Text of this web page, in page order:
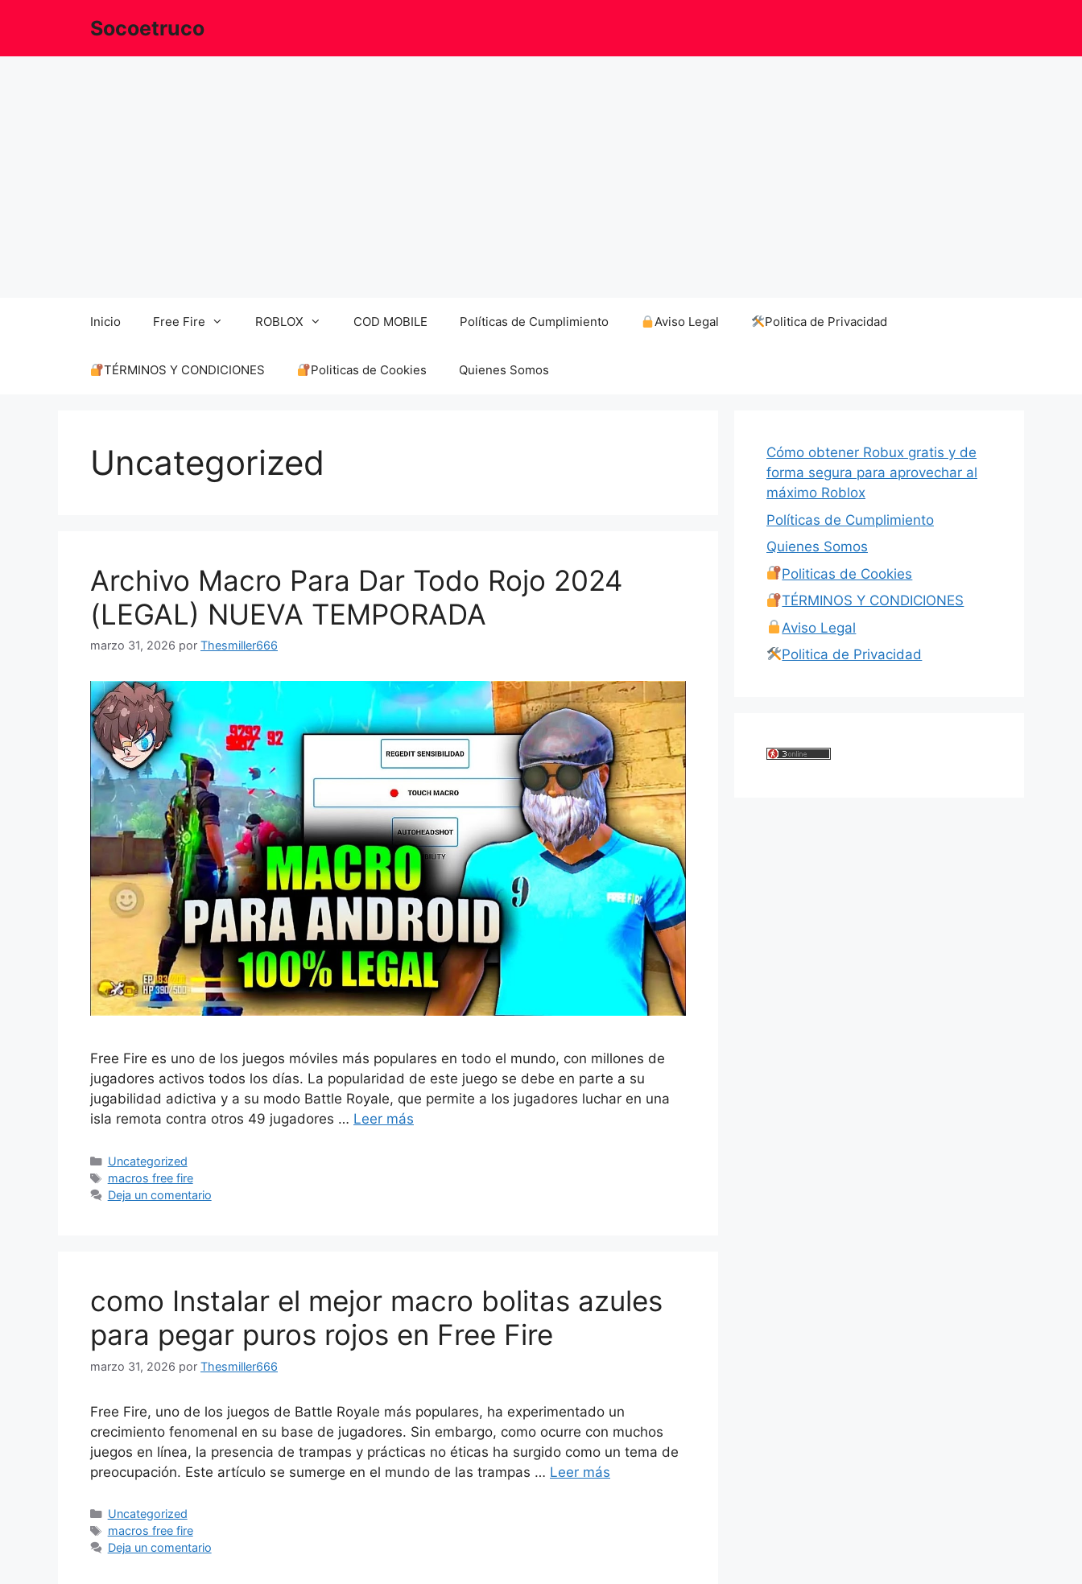
Socoetruco
Inicio Free Fire ROBLOX COD MOBILE Políticas de Cumplimiento Aviso Legal Politica de Privacidad
TÉRMINOS Y CONDICIONES Politicas de Cookies Quienes Somos
Uncategorized
Archivo Macro Para Dar Todo Rojo 2024
(LEGAL) NUEVA TEMPORADA
marzo 31, 2026 por Thesmiller666
Free Fire es uno de los juegos móviles más populares en todo el mundo, con millones de
jugadores activos todos los días. La popularidad de este juego se debe en parte a su
jugabilidad adictiva y a su modo Battle Royale, que permite a los jugadores luchar en una
isla remota contra otros 49 jugadores … Leer más
Categorías
Uncategorized
Etiquetas
macros free fire
Deja un comentario
como Instalar el mejor macro bolitas azules
para pegar puros rojos en Free Fire
marzo 31, 2026 por Thesmiller666
Free Fire, uno de los juegos de Battle Royale más populares, ha experimentado un
crecimiento fenomenal en su base de jugadores. Sin embargo, como ocurre con muchos
juegos en línea, la presencia de trampas y prácticas no éticas ha surgido como un tema de
preocupación. Este artículo se sumerge en el mundo de las trampas … Leer más
Categorías
Uncategorized
Etiquetas
macros free fire
Deja un comentario
Cómo obtener Robux gratis y de
forma segura para aprovechar al
máximo Roblox
Políticas de Cumplimiento
Quienes Somos
Politicas de Cookies
TÉRMINOS Y CONDICIONES
Aviso Legal
Politica de Privacidad